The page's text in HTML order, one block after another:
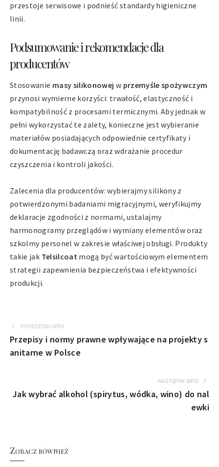
przestoje serwisowe i podnieść standardy higieniczne
linii.
Podsumowanie i rekomendacje dla
producentów
Stosowanie masy silikonowej w przemyśle spożywczym
przynosi wymierne korzyści: trwałość, elastyczność i
kompatybilność z procesami termicznymi. Aby jednak w
pełni wykorzystać te zalety, konieczne jest wybieranie
materiałów posiadających odpowiednie certyfikaty i
dokumentację badawczą oraz wdrażanie procedur
czyszczenia i kontroli jakości.
Zalecenia dla producentów: wybierajmy silikony z
potwierdzonymi badaniami migracyjnymi, weryfikujmy
deklaracje zgodności z normami, ustalajmy
harmonogramy przeglądów i wymiany elementów oraz
szkolmy personel w zakresie właściwej obsługi. Produkty
takie jak Telsilcoat mogą być wartościowym elementem
strategii zapewnienia bezpieczeństwa i efektywności
produkcji.
POPRZEDNI WPIS
Przepisy i normy prawne wpływające na projekty s
anitarne w Polsce
NASTĘPNY WPIS
Jak wybrać alkohol (spirytus, wódka, wino) do nal
ewki
Zobacz również